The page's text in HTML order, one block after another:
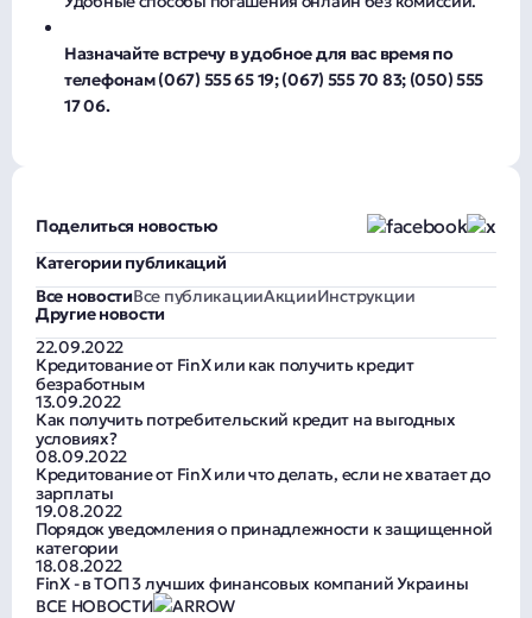
Назначайте встречу в удобное для вас время по
телефонам (067) 555 65 19; (067) 555 70 83; (050) 555
17 06.
Поделиться новостью
Категории публикаций
Все новостиВсе публикацииАкцииИнструкции
Другие новости
22.09.2022
Кредитование от FinX или как получить кредит
безработным
13.09.2022
Как получить потребительский кредит на выгодных
условиях?
08.09.2022
Кредитование от FinX или что делать, если не хватает до
зарплаты
19.08.2022
Порядок уведомления о принадлежности к защищенной
категории
18.08.2022
FinX - в ТОП 3 лучших финансовых компаний Украины
ВСЕ НОВОСТИ